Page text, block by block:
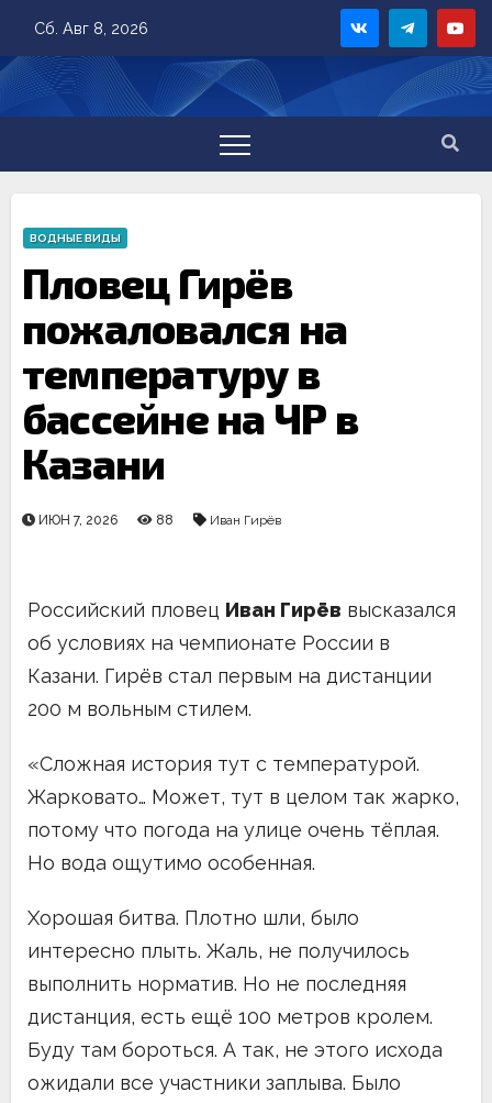
content
Сб. Авг 8, 2026
ВОДНЫЕ ВИДЫ
Пловец Гирёв
пожаловался на
температуру в
бассейне на ЧР в
Казани
ИЮН 7, 2026 88 Иван Гирёв
Российский пловец Иван Гирёв высказался
об условиях на чемпионате России в
Казани. Гирёв стал первым на дистанции
200 м вольным стилем.
«Сложная история тут с температурой.
Жарковато… Может, тут в целом так жарко,
потому что погода на улице очень тёплая.
Но вода ощутимо особенная.
Хорошая битва. Плотно шли, было
интересно плыть. Жаль, не получилось
выполнить норматив. Но не последняя
дистанция, есть ещё 100 метров кролем.
Буду там бороться. А так, не этого исхода
ожидали все участники заплыва. Было